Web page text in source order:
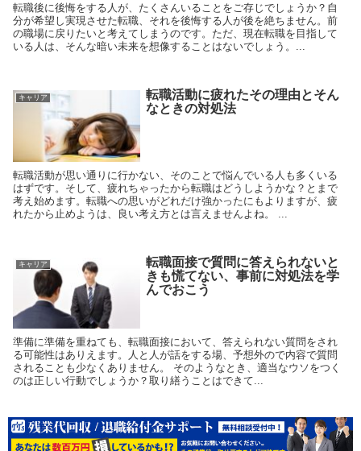
転職後に後悔をする人が、たくさんいることをご存じでしょうか？自
分が希望し実現させた転職、それを後悔する人が後を絶ちません。前
の職場に戻りたいと考えてしまうのです。ただ、現在転職を目指して
いる人は、そんな暗い未来を想像することはないでしょう。...
キャリア
転職活動に疲れたその理由とそん
なときの対処法
転職活動が思い通りに行かない、そのことで悩んでいる人も多くいる
はずです。そして、疲れちゃったから転職はどうしようかな？とまで
考え始めます。転職への思いがどれだけ強かったにもよりますが、疲
れたから止めようは、良い考え方とは言えませんよね。 ...
キャリア
転職面接で質問に答えられないと
きも慌てない、事前に対処法を学
んでおこう
準備に準備を重ねても、転職面接において、答えられない質問をされ
る可能性はありえます。人と人が話をする場、予想外ので内容で質問
されることも少なくありません。 そのようなとき、適当なウソをつく
のは正しい行動でしょうか？取り繕うことはできて...